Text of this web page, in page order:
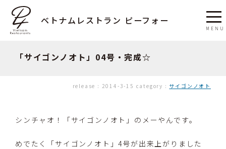
ベトナムレストラン ピーフォー
「サイゴンノオト」04号・完成☆
release : 2014-3-15 category : サイゴンノオト
シンチャオ！「サイゴンノオト」のメーやんです。
めでたく「サイゴンノオト」4号が出来上がりました